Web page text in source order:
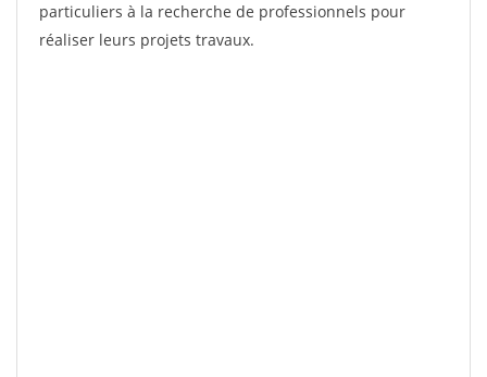
particuliers à la recherche de professionnels pour
réaliser leurs projets travaux.